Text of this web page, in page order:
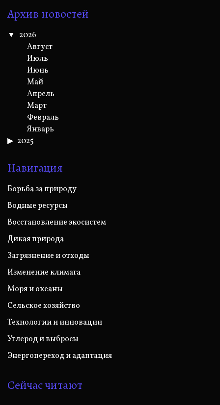
Архив новостей
2026
Август
Июль
Июнь
Май
Апрель
Март
Февраль
Январь
2025
Навигация
Борьба за природу
Водные ресурсы
Восстановление экосистем
Дикая природа
Загрязнение и отходы
Изменение климата
Моря и океаны
Сельское хозяйство
Технологии и инновации
Углерод и выбросы
Энергопереход и адаптация
Сейчас читают